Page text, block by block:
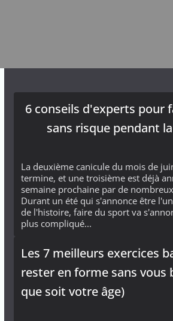
6 conseils d'experts pour
sans risque pendant
La deuxième canicule du mois de
termine, et une troisième est déjà
semaine prochaine par de
Durant un été qui s'annonce être
de l'histoire, faire du sport va
plus compliqué...
Les 7 meilleurs exercices
rester en forme sans vous
que soit votre âge)